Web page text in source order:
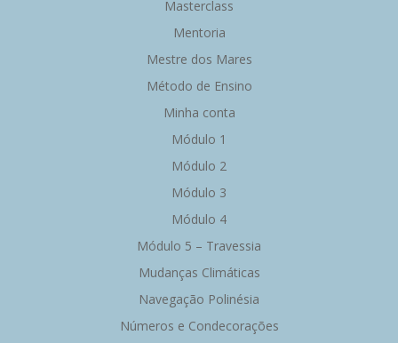
Masterclass
Mentoria
Mestre dos Mares
Método de Ensino
Minha conta
Módulo 1
Módulo 2
Módulo 3
Módulo 4
Módulo 5 – Travessia
Mudanças Climáticas
Navegação Polinésia
Números e Condecorações